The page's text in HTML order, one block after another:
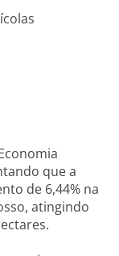
que a
de 6,44% na
atingindo